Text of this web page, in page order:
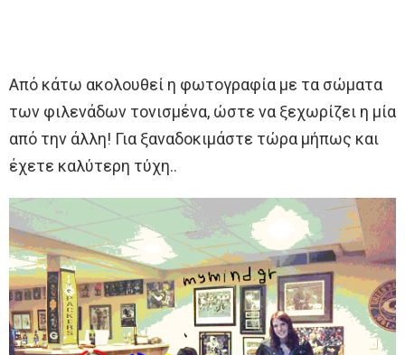
Από κάτω ακολουθεί η φωτογραφία με τα σώματα
των φιλενάδων τονισμένα, ώστε να ξεχωρίζει η μία
από την άλλη! Για ξαναδοκιμάστε τώρα μήπως και
έχετε καλύτερη τύχη..